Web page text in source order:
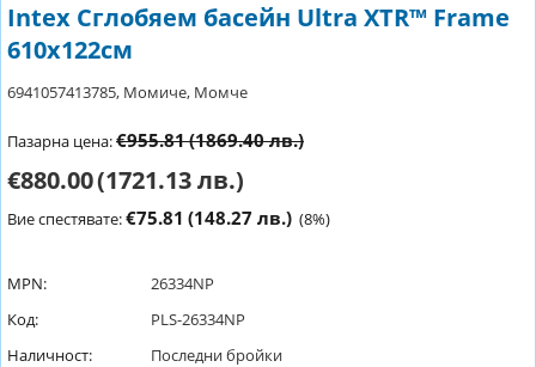
Intex Сглобяем басейн Ultra XTR™ Frame
610x122см
6941057413785, Момиче, Момче
Пазарна цена:€955.81(1869.40 лв.)
€880.00(1721.13 лв.)
Вие спестявате:€75.81 (148.27 лв.) (8%)
MPN:
26334NP
Код:
PLS-26334NP
Наличност:
Последни бройки